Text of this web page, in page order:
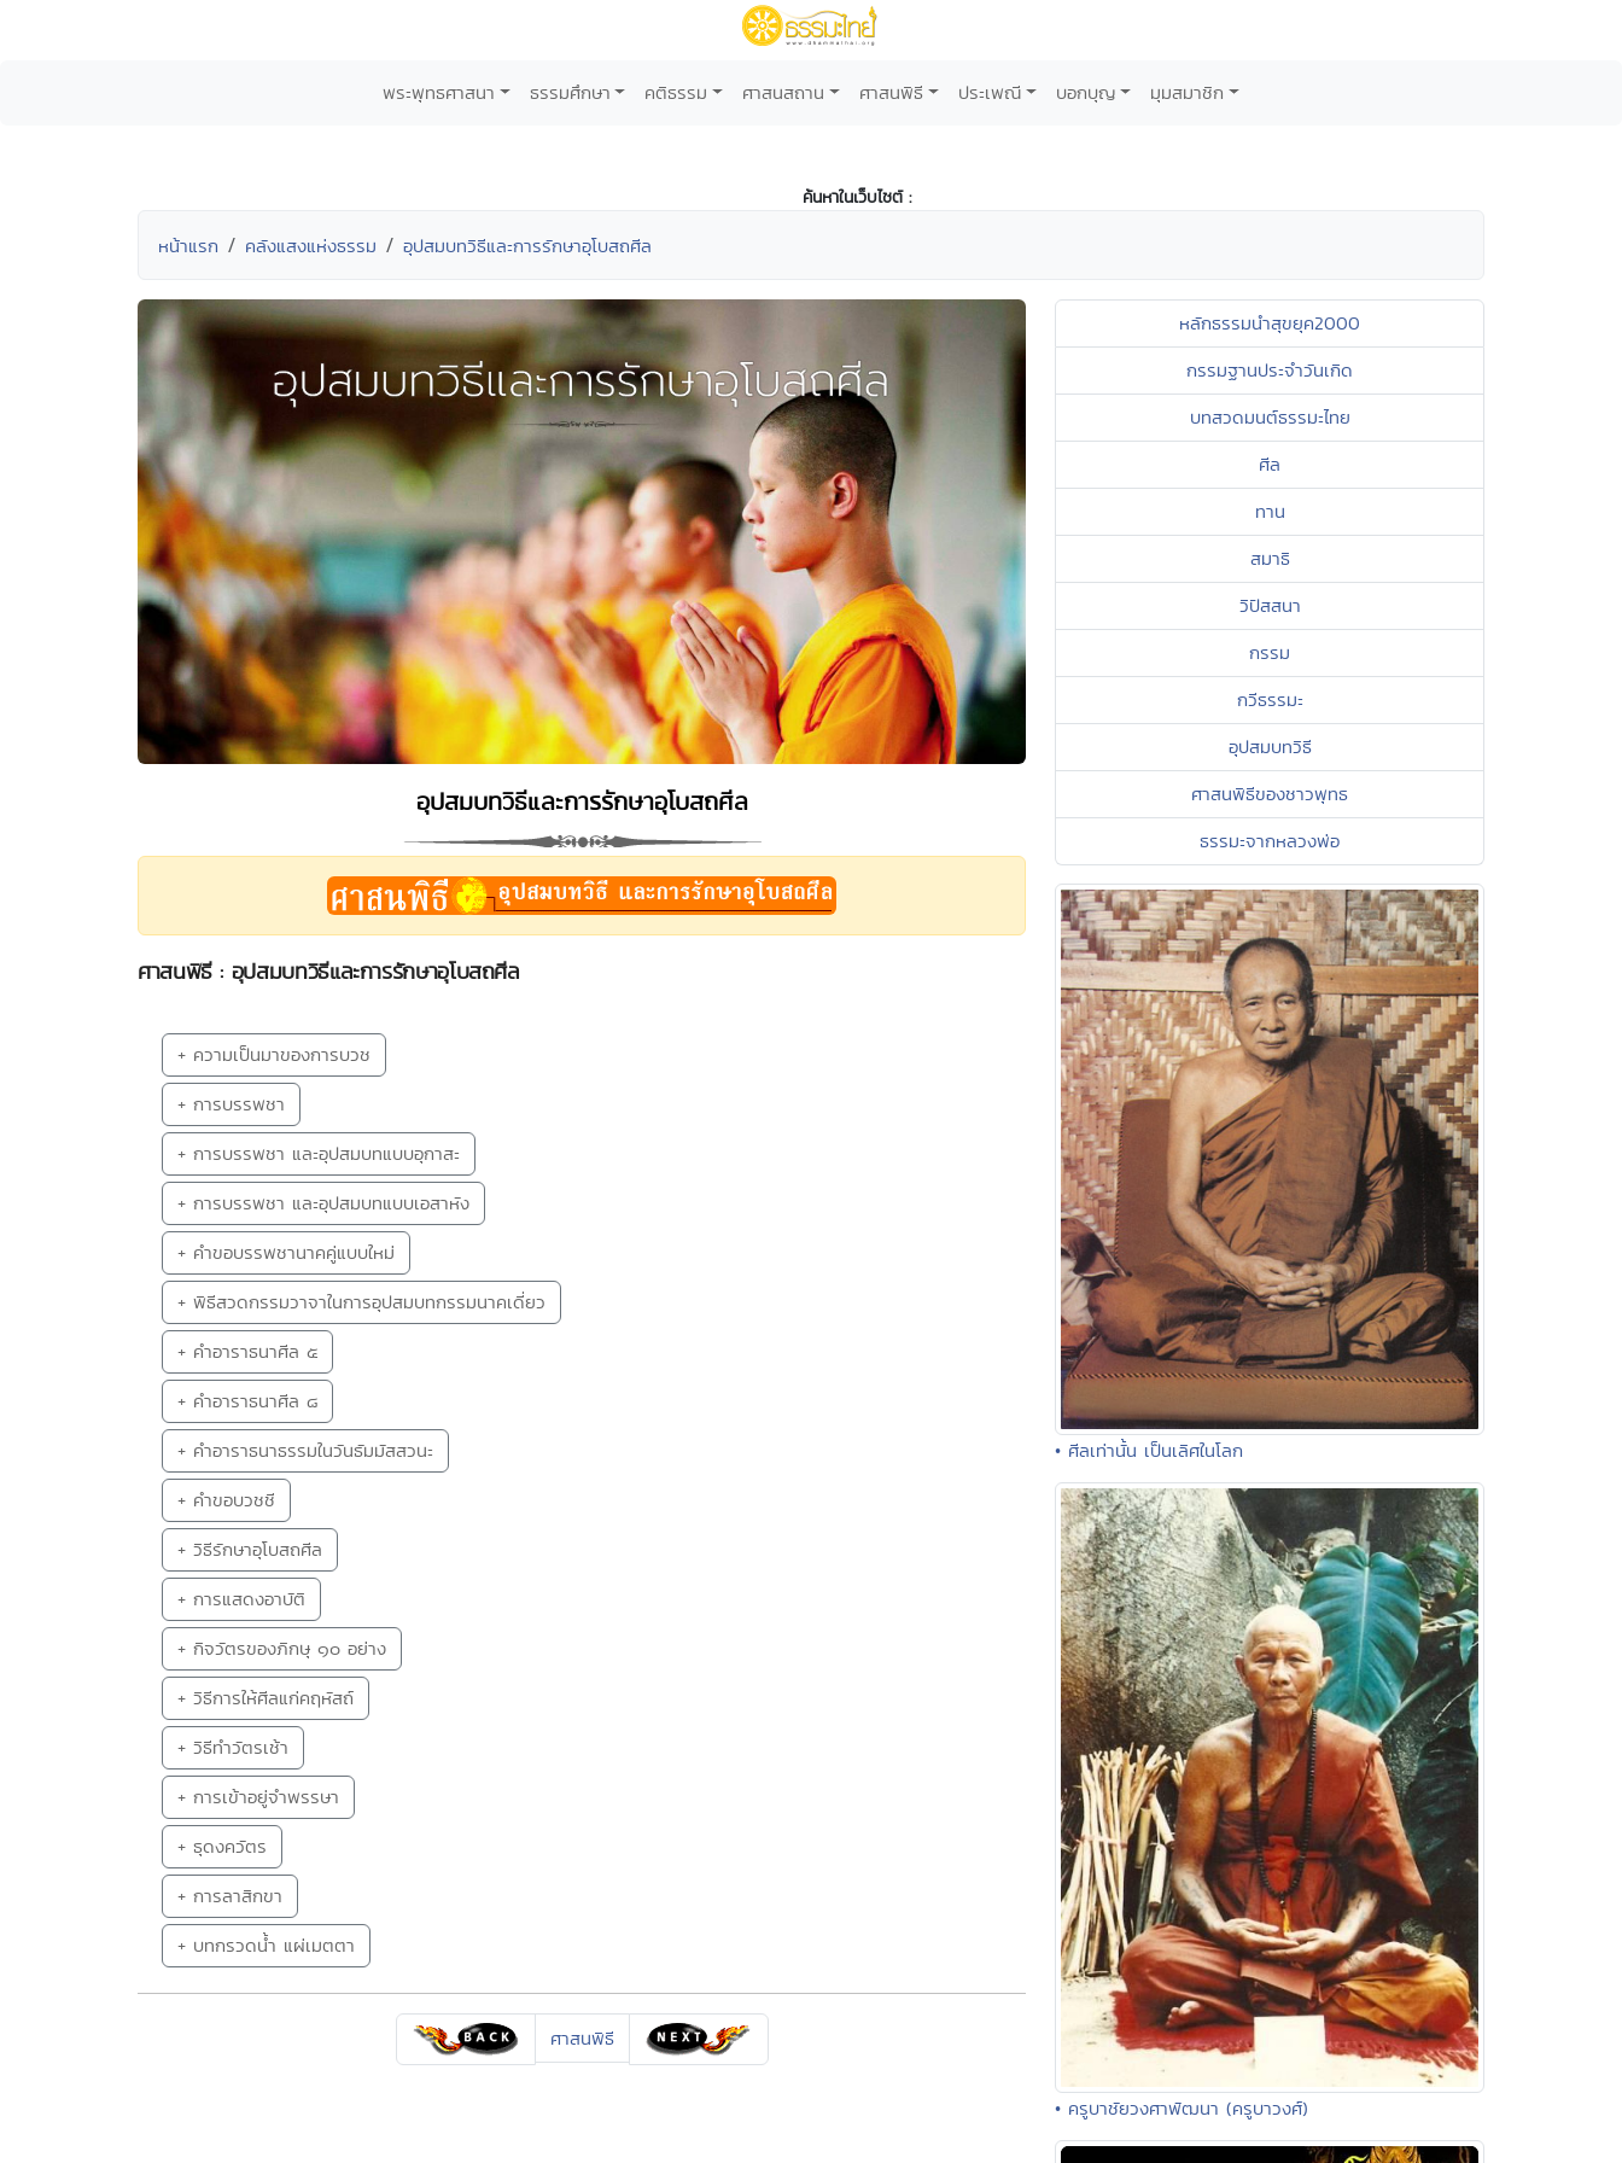
พระพุทธศาสนา ธรรมศึกษา คติธรรม ศาสนสถาน ศาสนพิธี ประเพณี บอกบุญ มุมสมาชิก
ค้นหาในเว็บไซต์ :
หน้าแรก คลังแสงแห่งธรรม อุปสมบทวิธีและการรักษาอุโบสถศีล
อุปสมบทวิธีและการรักษาอุโบสถศีล
ศาสนพิธี : อุปสมบทวิธีและการรักษาอุโบสถศีล
+ ความเป็นมาของการบวช
+ การบรรพชา
+ การบรรพชา และอุปสมบทแบบอุกาสะ
+ การบรรพชา และอุปสมบทแบบเอสาหัง
+ คำขอบรรพชานาคคู่แบบใหม่
+ พิธีสวดกรรมวาจาในการอุปสมบทกรรมนาคเดี่ยว
+ คำอาราธนาศีล ๕
+ คำอาราธนาศีล ๘
+ คำอาราธนาธรรมในวันธัมมัสสวนะ
+ คำขอบวชชี
+ วิธีรักษาอุโบสถศีล
+ การแสดงอาบัติ
+ กิจวัตรของภิกษุ ๑๐ อย่าง
+ วิธีการให้ศีลแก่คฤหัสถ์
+ วิธีทำวัตรเช้า
+ การเข้าอยู่จำพรรษา
+ ธุดงควัตร
+ การลาสิกขา
+ บทกรวดน้ำ แผ่เมตตา
ศาสนพิธี
หลักธรรมนำสุขยุค2000
กรรมฐานประจำวันเกิด
บทสวดมนต์ธรรมะไทย
ศีล
ทาน
สมาธิ
วิปัสสนา
กรรม
กวีธรรมะ
อุปสมบทวิธี
ศาสนพิธีของชาวพุทธ
ธรรมะจากหลวงพ่อ
• ศีลเท่านั้น เป็นเลิศในโลก
• ครูบาชัยวงศาพัฒนา (ครูบาวงศ์)